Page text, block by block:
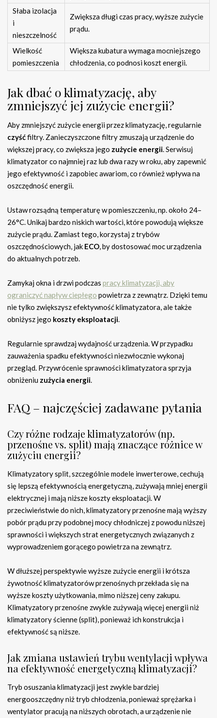
Słaba izolacja
i
nieszczelność
Zwiększa długi czas pracy, wyższe zużycie
prądu.
Wielkość
pomieszczenia
Większa kubatura wymaga mocniejszego
chłodzenia, co podnosi koszt energii.
Jak dbać o klimatyzację, aby
zmniejszyć jej zużycie energii?
Aby zmniejszyć zużycie energii przez klimatyzację, regularnie
czyśćfiltry. Zanieczyszczone filtry zmuszają urządzenie do
większej pracy, co zwiększa jego zużycie energii . Serwisuj
klimatyzator co najmniej raz lub dwa razy w roku, aby zapewnić
jego efektywność i zapobiec awariom, co również wpływa na
oszczędność energii.
Ustaw rozsądną temperaturę w pomieszczeniu, np. około 24–
26°C. Unikaj bardzo niskich wartości, które powodują większe
zużycie prądu. Zamiast tego, korzystaj z trybów
oszczędnościowych, jak ECO , by dostosować moc urządzenia
do aktualnych potrzeb.
Zamykaj okna i drzwi podczas pracy klimatyzacji, aby
ograniczyć napływ ciepłego powietrza z zewnątrz. Dzięki temu
nie tylko zwiększysz efektywność klimatyzatora, ale także
obniżysz jego koszty eksploatacji
Regularnie sprawdzaj wydajność urządzenia. W przypadku
zauważenia spadku efektywności niezwłocznie wykonaj
przegląd. Przywrócenie sprawności klimatyzatora sprzyja
obniżeniu zużycia energii
FAQ – najczęściej zadawane pytania
Czy różne rodzaje klimatyzatorów (np.
przenośne vs. split) mają znaczące różnice w
zużyciu energii?
Klimatyzatory split, szczególnie modele inwerterowe, cechują
się lepszą efektywnością energetyczną, zużywają mniej energii
elektrycznej i mają niższe koszty eksploatacji. W
przeciwieństwie do nich, klimatyzatory przenośne mają wyższy
pobór prądu przy podobnej mocy chłodniczej z powodu niższej
sprawności i większych strat energetycznych związanych z
wyprowadzeniem gorącego powietrza na zewnątrz.
W dłuższej perspektywie wyższe zużycie energii i krótsza
żywotność klimatyzatorów przenośnych przekłada się na
wyższe koszty użytkowania, mimo niższej ceny zakupu.
Klimatyzatory przenośne zwykle zużywają więcej energii niż
klimatyzatory ścienne (split), ponieważ ich konstrukcja i
efektywność są niższe.
Jak zmiana ustawień trybu wentylacji wpływa
na efektywność energetyczną klimatyzacji?
Tryb osuszania klimatyzacji jest zwykle bardziej
energooszczędny niż tryb chłodzenia, ponieważ sprężarka i
wentylator pracują na niższych obrotach, a urządzenie nie